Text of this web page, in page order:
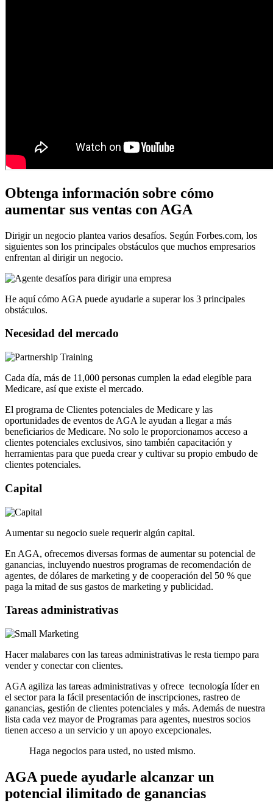
Obtenga información sobre cómo
aumentar sus ventas con AGA
Dirigir un negocio plantea varios desafíos. Según Forbes.com, los
siguientes son los principales obstáculos que muchos empresarios
enfrentan al dirigir un negocio.
He aquí cómo AGA puede ayudarle a superar los 3 principales
obstáculos.
Necesidad del mercado
Cada día, más de 11,000 personas cumplen la edad elegible para
Medicare, así que existe el mercado.
El programa de Clientes potenciales de Medicare y las
oportunidades de eventos de AGA le ayudan a llegar a más
beneficiarios de Medicare. No solo le proporcionamos acceso a
clientes potenciales exclusivos, sino también capacitación y
herramientas para que pueda crear y cultivar su propio embudo de
clientes potenciales.
Capital
Aumentar su negocio suele requerir algún capital.
En AGA, ofrecemos diversas formas de aumentar su potencial de
ganancias, incluyendo nuestros programas de recomendación de
agentes, de dólares de marketing y de cooperación del 50 % que
paga la mitad de sus gastos de marketing y publicidad.
Tareas administrativas
Hacer malabares con las tareas administrativas le resta tiempo para
vender y conectar con clientes.
AGA agiliza las tareas administrativas y ofrece tecnología líder en
el sector para la fácil presentación de inscripciones, rastreo de
ganancias, gestión de clientes potenciales y más. Además de nuestra
lista cada vez mayor de Programas para agentes, nuestros socios
tienen acceso a un servicio y un apoyo excepcionales.
Haga negocios para usted, no usted mismo.
AGA puede ayudarle alcanzar un
potencial ilimitado de ganancias